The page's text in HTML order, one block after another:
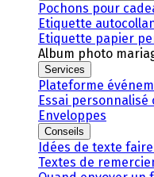
Pochons pour
Etiquette
Etiquette papier
Album photo
Services
Plateforme
Essai
Enveloppes
Conseils
Idées de texte
Textes de